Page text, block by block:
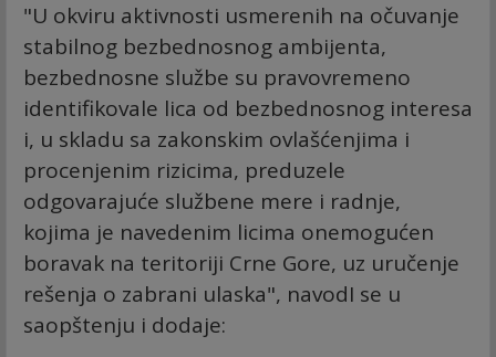
"U okviru aktivnosti usmerenih na očuvanje
stabilnog bezbednosnog ambijenta,
bezbednosne službe su pravovremeno
identifikovale lica od bezbednosnog interesa
i, u skladu sa zakonskim ovlašćenjima i
procenjenim rizicima, preduzele
odgovarajuće službene mere i radnje,
kojima je navedenim licima onemogućen
boravak na teritoriji Crne Gore, uz uručenje
rešenja o zabrani ulaska", navodI se u
saopštenju i dodaje: